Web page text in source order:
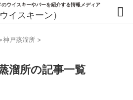
ウイスキーやバーを紹介する情報メディア
神戸蒸溜所 >
溜所の記事一覧